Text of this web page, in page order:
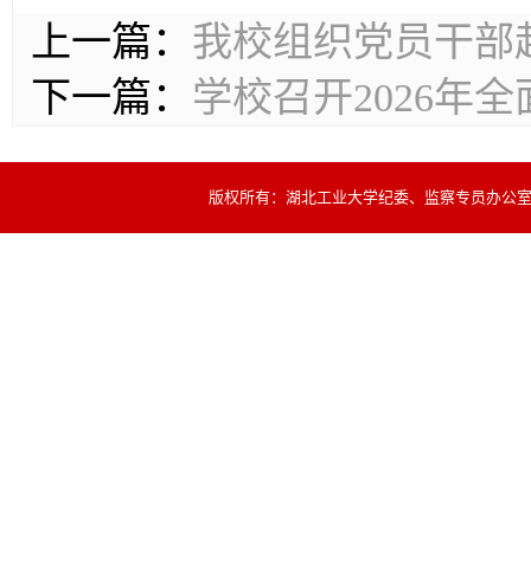
上一篇： 我校组织党员干部
下一篇： 学校召开2026年
版权所有：湖北工业大学纪委、监察专员办